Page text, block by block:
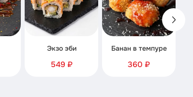
Экзо эби
549 ₽
Банан в темпуре
360 ₽